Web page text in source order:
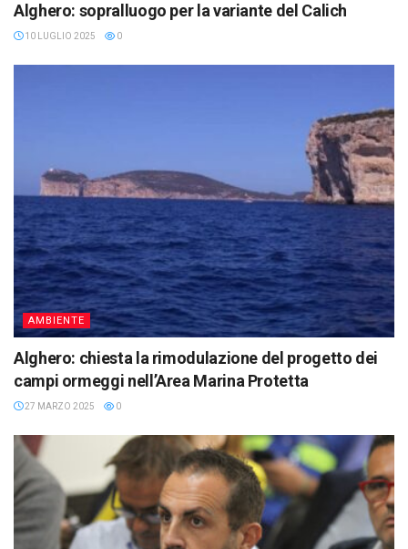
Alghero: sopralluogo per la variante del Calich
10 LUGLIO 2025 0
AMBIENTE
Alghero: chiesta la rimodulazione del progetto dei
campi ormeggi nell’Area Marina Protetta
27 MARZO 2025 0